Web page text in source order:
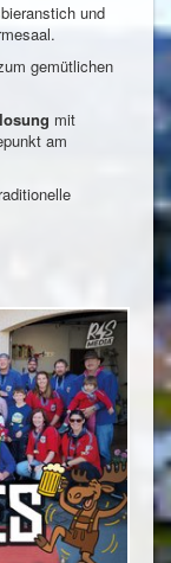
und
gemütlichen
mit
am